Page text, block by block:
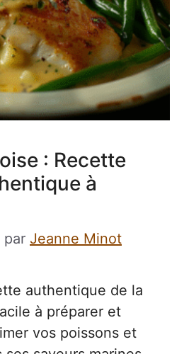
: Recette
à
par Jeanne Minot
authentique de la
à préparer et
vos poissons et